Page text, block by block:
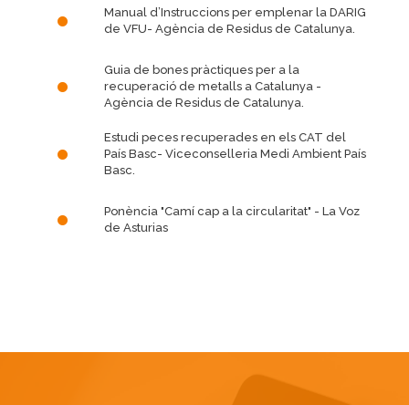
Manual d’Instruccions per emplenar la DARIG
de VFU- Agència de Residus de Catalunya.
Guia de bones pràctiques per a la
recuperació de metalls a Catalunya -
Agència de Residus de Catalunya.
Estudi peces recuperades en els CAT del
País Basc- Viceconselleria Medi Ambient País
Basc.
Ponència "Camí cap a la circularitat" - La Voz
de Asturias